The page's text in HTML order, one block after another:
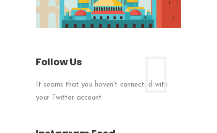
Follow Us
It seams that you haven't connected with
your Twitter account